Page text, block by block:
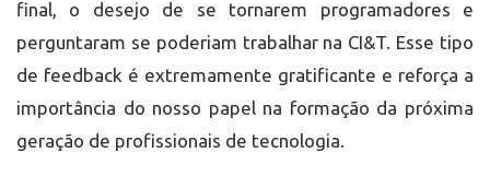
final, o desejo de se tornarem programadores e
perguntaram se poderiam trabalhar na CI&T. Esse tipo
de feedback é extremamente gratificante e reforça a
importância do nosso papel na formação da próxima
geração de profissionais de tecnologia.